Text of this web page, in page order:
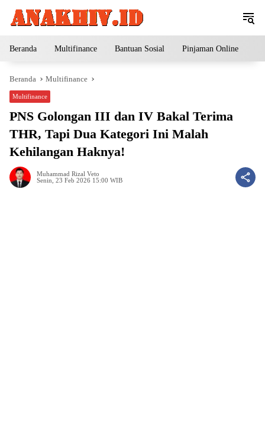
Beranda Multifinance Bantuan Sosial Pinjaman Online
Beranda Multifinance
Multifinance
PNS Golongan III dan IV Bakal Terima
THR, Tapi Dua Kategori Ini Malah
Kehilangan Haknya!
Muhammad Rizal Veto
Senin, 23 Feb 2026 15:00 WIB